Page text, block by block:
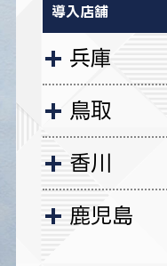
導入店舗
兵庫
鳥取
香川
鹿児島